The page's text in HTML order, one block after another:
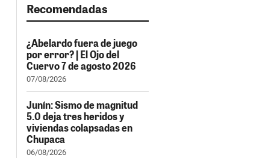
Recomendadas
¿Abelardo fuera de juego
por error? | El Ojo del
Cuervo 7 de agosto 2026
07/08/2026
Junín: Sismo de magnitud
5.0 deja tres heridos y
viviendas colapsadas en
Chupaca
06/08/2026